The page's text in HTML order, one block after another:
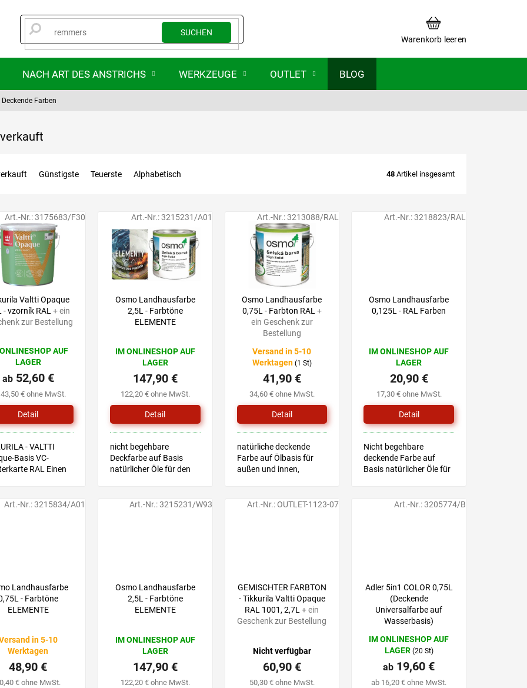
SUCHEN
WARENKORB
Warenkorb leeren
NACH ART DES ANSTRICHS WERKZEUGE OUTLET BLOG
Deckende Farben
Günstigste Teuerste Alphabetisch 48 Artikel insgesamt
Valtti Opaque
- vzorník RAL+ ein
zur Bestellung
AUF
LAGER
€ ohne MwSt.
ab52,60 €
Detail
- VALTTI
Basis VC-
RAL Einen
wählen Sie
Art.-Nr.:3175683/F30
Osmo Landhausfarbe
2,5L - Farbtöne
ELEMENTE
IM ONLINESHOP AUF
LAGER
122,20 € ohne MwSt.
147,90 €
Detail
nicht begehbare
Deckfarbe auf Basis
natürlicher Öle für den
für Kinderspielzeug
Art.-Nr.:3215231/A01
Osmo Landhausfarbe
0,75L - Farbton RAL +
ein Geschenk zur
Bestellung
Versand in 5-10
Werktagen (1 St)
34,60 € ohne MwSt.
41,90 €
Detail
natürliche deckende
Farbe auf Ölbasis für
außen und innen,
Art.-Nr.:3213088/RAL
Osmo Landhausfarbe
0,125L - RAL Farben
IM ONLINESHOP AUF
LAGER
17,30 € ohne MwSt.
20,90 €
Detail
Nicht begehbare
deckende Farbe auf
Basis natürlicher Öle für
für Kinderspielzeug.
Art.-Nr.:3218823/RAL
Landhausfarbe
- Farbtöne
ELEMENTE
in 5-10
Werktagen
€ ohne MwSt.
48,90 €
Art.-Nr.:3215834/A01
Osmo Landhausfarbe
2,5L - Farbtöne
ELEMENTE
IM ONLINESHOP AUF
LAGER
122,20 € ohne MwSt.
147,90 €
Art.-Nr.:3215231/W93
GEMISCHTER FARBTON
- Tikkurila Valtti Opaque
RAL 1001, 2,7L+ ein
Geschenk zur Bestellung
Nicht verfügbar
50,30 € ohne MwSt.
60,90 €
Art.-Nr.: OUTLET-1123-07
Adler 5in1 COLOR 0,75L
(Deckende
Universalfarbe auf
Wasserbasis)
IM ONLINESHOP AUF
LAGER (20 St)
ab 16,20 € ohne MwSt.
ab 19,60 €
Art.-Nr.:3205774/B